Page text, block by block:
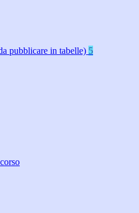
pubblicare in tabelle) 5